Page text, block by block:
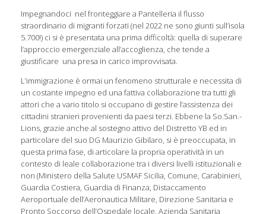
Impegnandoci nel fronteggiare a Pantelleria il flusso
straordinario di migranti forzati (nel 2022 ne sono giunti sull’isola
5.700!) ci si è presentata una prima difficoltà: quella di superare
l’approccio emergenziale all’accoglienza, che tende a
giustificare una presa in carico improvvisata.
L’immigrazione è ormai un fenomeno strutturale e necessita di
un costante impegno ed una fattiva collaborazione tra tutti gli
attori che a vario titolo si occupano di gestire l’assistenza dei
cittadini stranieri provenienti da paesi terzi. Ebbene la So.San.-
Lions, grazie anche al sostegno attivo del Distretto YB ed in
particolare del suo DG Maurizio Gibilaro, si è preoccupata, in
questa prima fase, di articolare la propria operatività in un
contesto di leale collaborazione tra i diversi livelli istituzionali e
non (Ministero della Salute USMAF Sicilia, Comune, Carabinieri,
Guardia Costiera, Guardia di Finanza, Distaccamento
Aeroportuale dell’Aeronautica Militare, Direzione Sanitaria e
Pronto Soccorso dell’Ospedale locale, Azienda Sanitaria